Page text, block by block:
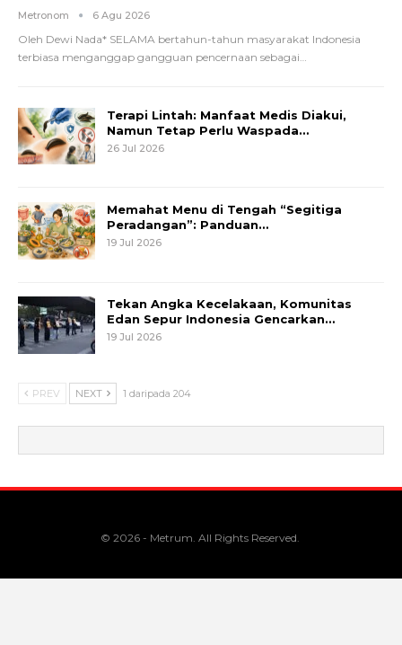
Metronom 6 Agu 2026
Oleh Dewi Nada* SELAMA bertahun-tahun masyarakat Indonesia
terbiasa menganggap gangguan pencernaan sebagai
Terapi Lintah: Manfaat Medis Diakui,
Namun Tetap Perlu Waspada…
26 Jul 2026
Memahat Menu di Tengah “Segitiga
Peradangan”: Panduan…
19 Jul 2026
Tekan Angka Kecelakaan, Komunitas
Edan Sepur Indonesia Gencarkan…
19 Jul 2026
PREV NEXT 1 daripada 204
© 2026 - Metrum. All Rights Reserved.